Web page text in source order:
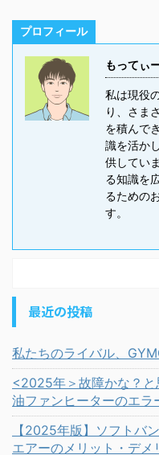
プロフィール
もってぃ
私は現役
り、さま
を積んで
識を活か
供してい
る知識を
るための
す。
最近の投稿
私たちのライバル、
<2025年＞故障かな？
油ファンヒーターのエラ
【2025年版】ソフトバ
エアーのメリット・デメ